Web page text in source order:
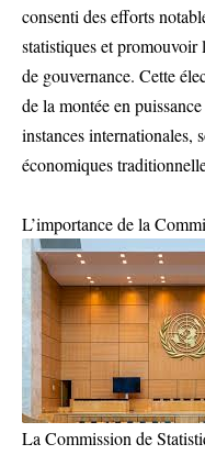
consenti des efforts
statistiques et promouvoir
de gouvernance. Cette
de la montée en
instances internationales,
économiques
L’importance de la
La Commission de